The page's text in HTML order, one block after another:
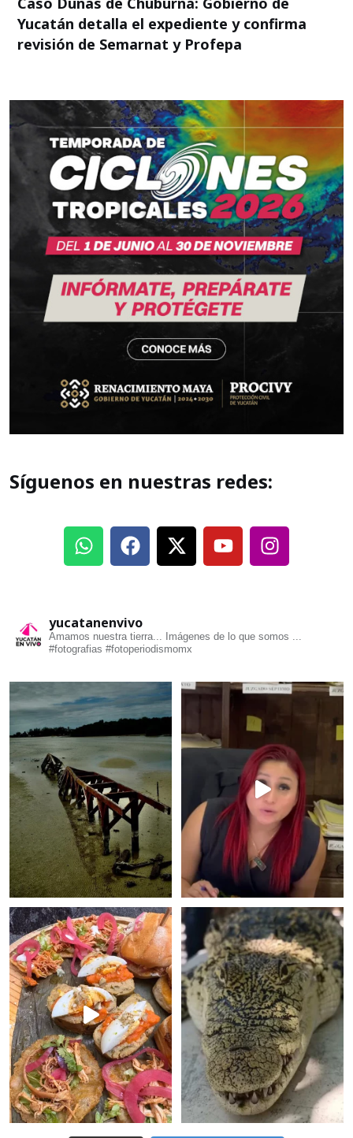
Yucatán detalla el expediente y confirma
revisión de Semarnat y Profepa
Síguenos en nuestras redes:
yucatanenvivo
Amamos nuestra tierra... Imágenes de lo que somos ...
#fotografias #fotoperiodismomx